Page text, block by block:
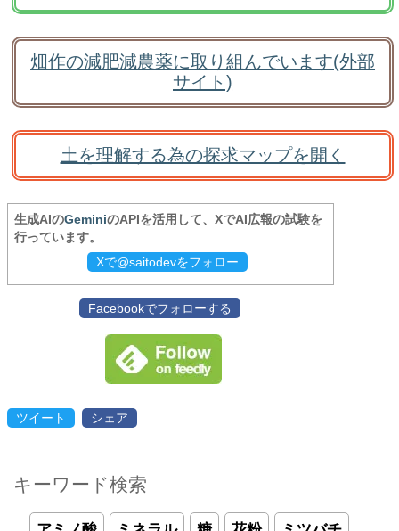
畑作の減肥減農薬に取り組んでいます(外部
サイト)
土を理解する為の探求マップを開く
生成AIのGeminiのAPIを活用して、XでAI広報の試験を
行っています。
Xで@saitodevをフォロー
Facebookでフォローする
ツイート シェア
キーワード検索